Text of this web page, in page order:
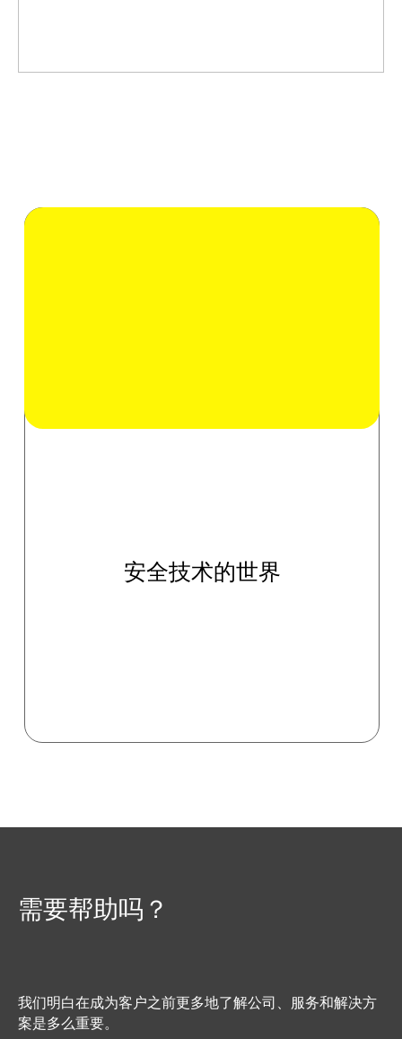
安全技术的世界
需要帮助吗？
我们明白在成为客户之前更多地了解公司、服务和解决方
案是多么重要。